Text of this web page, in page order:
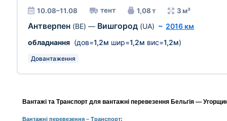
10.08–11.08 тент 1,08 т 3 м³
Антверпен (BE) — Вишгород (UA) ~ 2016 км
обладнання (дов=1,2м шир=1,2м вис=1,2м)
Довантаження
Вантажі та Транспорт для вантажні перевезення Бельгія —
Вантажні перевезення– Транспорт: